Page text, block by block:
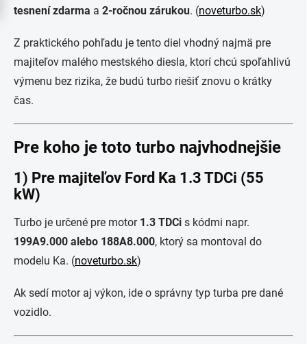
tesnení zdarma a 2-ročnou zárukou. (noveturbo.sk)
Z praktického pohľadu je tento diel vhodný najmä pre
majiteľov malého mestského diesla, ktorí chcú spoľahlivú
výmenu bez rizika, že budú turbo riešiť znovu o krátky
čas.
Pre koho je toto turbo najvhodnejšie
1) Pre majiteľov Ford Ka 1.3 TDCi (55
kW)
Turbo je určené pre motor 1.3 TDCi s kódmi napr.
199A9.000 alebo 188A8.000, ktorý sa montoval do
modelu Ka. (noveturbo.sk)
Ak sedí motor aj výkon, ide o správny typ turba pre dané
vozidlo.